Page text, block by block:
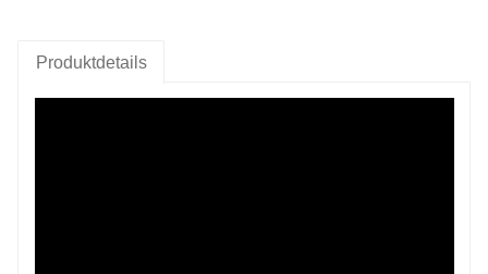
Produktdetails